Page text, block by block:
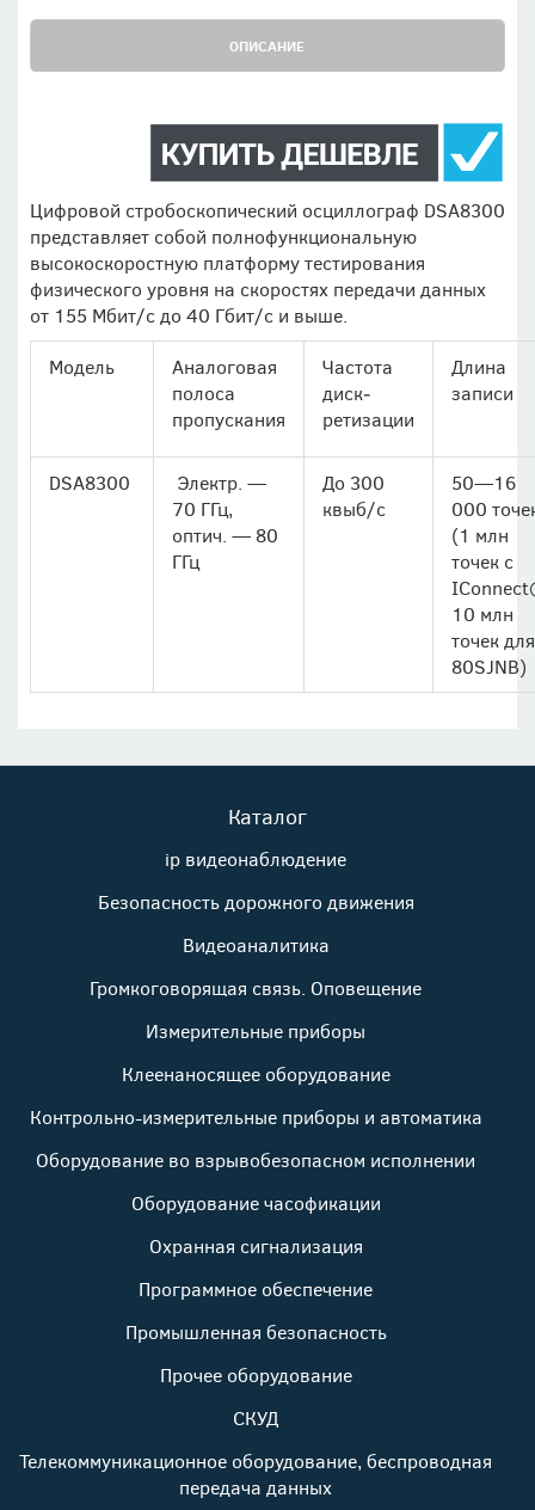
ОПИСАНИЕ
Цифровой стробоскопический осциллограф DSA8300
представляет собой полнофункциональную
высокоскоростную платформу тестирования
физического уровня на скоростях передачи данных
от 155 Мбит/с до 40 Гбит/с и выше.
Модель
Аналоговая
полоса
пропускания
Частота
диск­
ретизации
Длина
записи
DSA8300
Электр. —
70 ГГц,
оптич. — 80
ГГц
До 300
квыб/с
50—16
000
(1 млн
точек с
10 млн
точек для
80SJNB)
Каталог
ip видеонаблюдение
Безопасность дорожного движения
Видеоаналитика
Громкоговорящая связь. Оповещение
Измерительные приборы
Клеенаносящее оборудование
Контрольно-измерительные приборы и автоматика
Оборудование во взрывобезопасном исполнении
Оборудование часофикации
Охранная сигнализация
Программное обеспечение
Промышленная безопасность
Прочее оборудование
СКУД
Телекоммуникационное оборудование, беспроводная
передача данных